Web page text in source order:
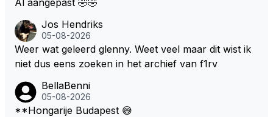
Jos Hendriks
05-08-2026
Weer wat geleerd glenny. Weet veel maar dit wist ik
niet dus eens zoeken in het archief van f1rv
BellaBenni
05-08-2026
**Hongarije Budapest 😅